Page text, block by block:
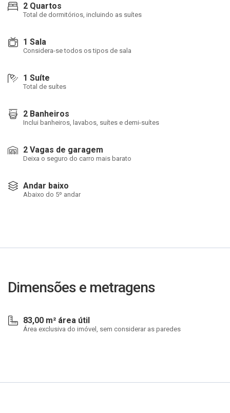
2 Quartos
Total de dormitórios, incluindo as suítes
1 Sala
Considera-se todos os tipos de sala
1 Suíte
Total de suítes
2 Banheiros
Inclui banheiros, lavabos, suítes e demi-suítes
2 Vagas de garagem
Deixa o seguro do carro mais barato
Andar baixo
Abaixo do 5º andar
Dimensões e metragens
83,00 m² área útil
Área exclusiva do imóvel, sem considerar as paredes